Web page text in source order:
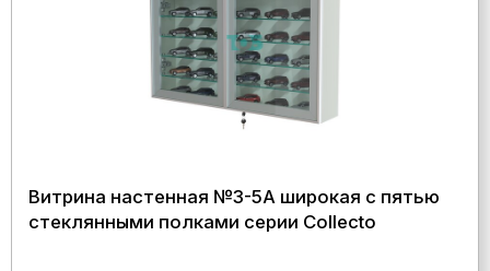
Витрина настенная №3-5А широкая с пятью
стеклянными полками серии Collecto